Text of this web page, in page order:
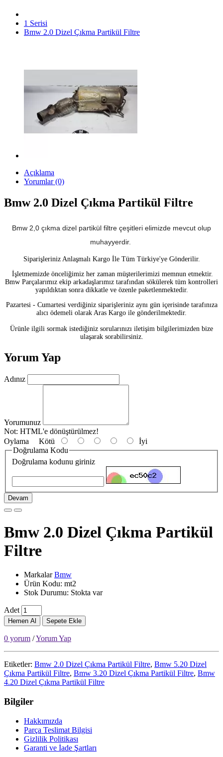
1 Serisi
Bmw 2.0 Dizel Çıkma Partikül Filtre
Açıklama
Yorumlar (0)
Bmw 2.0 Dizel Çıkma Partikül Filtre
Bmw 2,0 çıkma dizel partikül filtre çeşitleri elimizde mevcut olup
muhayyerdir.
Siparişleriniz Anlaşmalı Kargo İle Tüm Türkiye'ye Gönderilir.
İşletmemizde önceliğimiz her zaman müşterilerimizi memnun etmektir.
Bmw Parçalarımız ekip arkadaşlarımız tarafından sökülerek tüm kontrolleri
yapıldıktan sonra dikkatle ve özenle paketlenmektedir.
Pazartesi - Cumartesi verdiğiniz siparişleriniz aynı gün içerisinde tarafınıza
alıcı ödemeli olarak Aras Kargo ile gönderilmektedir.
Ürünle ilgili sormak istediğiniz sorularınızı iletişim bilgilerimizden bize
ulaşarak sorabilirsiniz.
Yorum Yap
Adınız
Yorumunuz
Not: HTML'e dönüştürülmez!
Oylama Kötü
İyi
Doğrulama Kodu
Doğrulama kodunu giriniz
Devam
Bmw 2.0 Dizel Çıkma Partikül
Filtre
MarkalarBmw
Ürün Kodu: mt2
Stok Durumu: Stokta var
Adet
Hemen Al Sepete Ekle
0 yorum /Yorum Yap
Etiketler: Bmw 2.0 Dizel Çıkma Partikül Filtre, Bmw 5.20 Dizel
Çıkma Partikül Filtre, Bmw 3.20 Dizel Çıkma Partikül Filtre, Bmw
4.20 Dizel Çıkma Partikül Filtre
Bilgiler
Hakkımızda
Parça Teslimat Bilgisi
Gizlilik Politikası
Garanti ve İade Şartları